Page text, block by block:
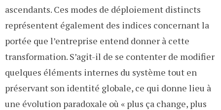
ascendants. Ces modes de déploiement distincts
représentent également des indices concernant la
portée que l’entreprise entend donner à cette
transformation. S’agit-il de se contenter de modifier
quelques éléments internes du système tout en
préservant son identité globale, ce qui donne lieu à
une évolution paradoxale où « plus ça change, plus